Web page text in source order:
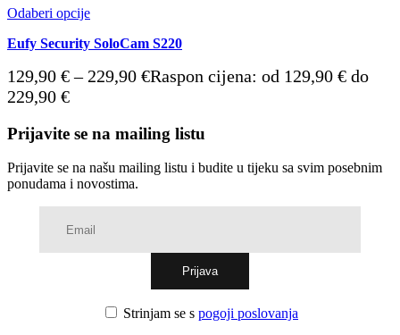
Odaberi opcije
Eufy Security SoloCam S220
129,90 € – 229,90 €Raspon cijena: od 129,90 € do
229,90 €
Prijavite se na mailing listu
Prijavite se na našu mailing listu i budite u tijeku sa svim posebnim
ponudama i novostima.
Strinjam se s pogoji poslovanja